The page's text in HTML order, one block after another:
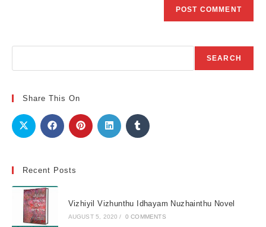
SEARCH
Share This On
Recent Posts
Vizhiyil Vizhunthu Idhayam Nuzhainthu Novel
AUGUST 5, 2020 / 0 COMMENTS